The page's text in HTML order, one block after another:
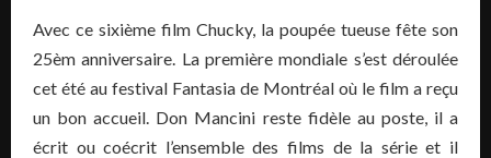
Avec ce sixième film Chucky, la poupée tueuse fête son
25èm anniversaire. La première mondiale s’est déroulée
cet été au festival Fantasia de Montréal où le film a reçu
un bon accueil. Don Mancini reste fidèle au poste, il a
écrit ou coécrit l’ensemble des films de la série et il